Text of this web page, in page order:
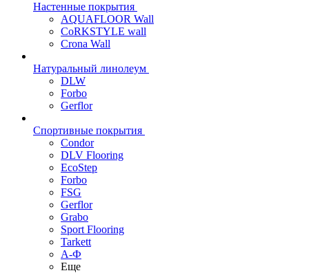
Настенные покрытия
AQUAFLOOR Wall
CoRKSTYLE wall
Crona Wall
Натуральный линолеум
DLW
Forbo
Gerflor
Спортивные покрытия
Condor
DLV Flooring
EcoStep
Forbo
FSG
Gerflor
Grabo
Sport Flooring
Tarkett
А-Ф
Еще